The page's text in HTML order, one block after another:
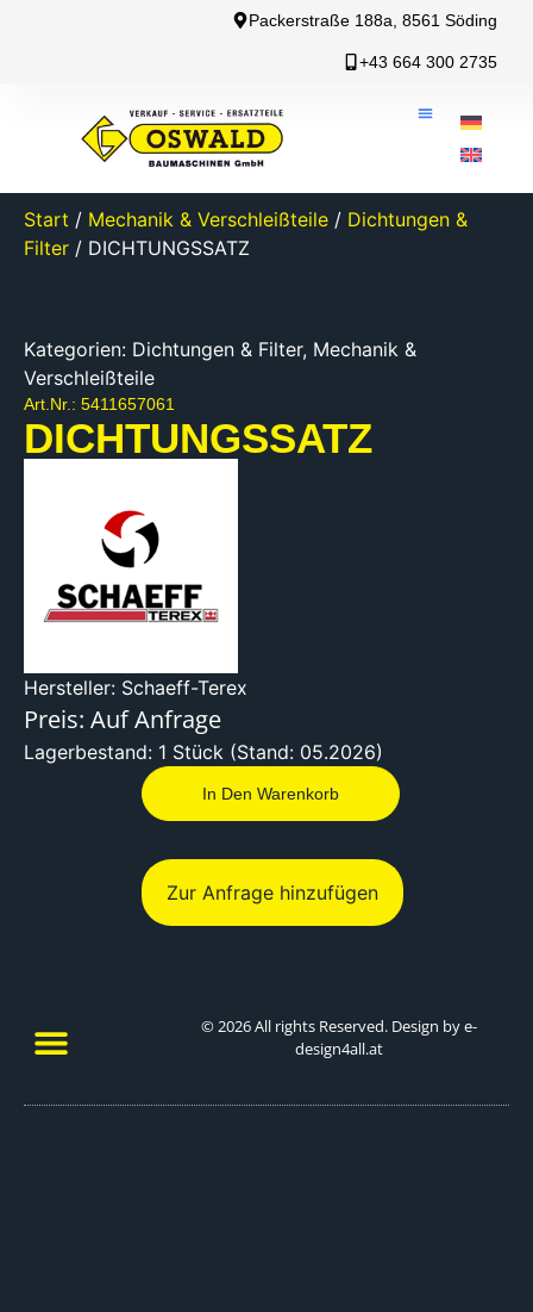
+43 664 300 2735
Packerstraße 188a, 8561 Söding
Start / Mechanik & Verschleißteile / Dichtungen &
Filter / DICHTUNGSSATZ
Kategorien: Dichtungen & Filter, Mechanik &
Verschleißteile
Art.Nr.: 5411657061
DICHTUNGSSATZ
Hersteller: Schaeff-Terex
Preis: Auf Anfrage
Lagerbestand: 1 Stück (Stand: 05.2026)
In Den Warenkorb
Zur Anfrage hinzufügen
© 2026 All rights Reserved. Design by e-
design4all.at